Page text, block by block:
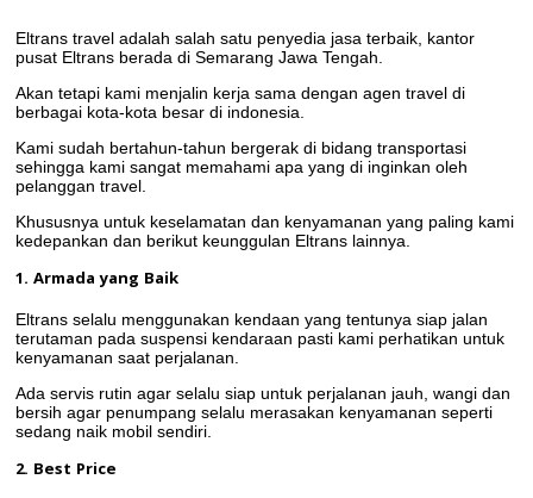
Eltrans travel adalah salah satu penyedia jasa terbaik, kantor
pusat Eltrans berada di Semarang Jawa Tengah.
Akan tetapi kami menjalin kerja sama dengan agen travel di
berbagai kota-kota besar di indonesia.
Kami sudah bertahun-tahun bergerak di bidang transportasi
sehingga kami sangat memahami apa yang di inginkan oleh
pelanggan travel.
Khususnya untuk keselamatan dan kenyamanan yang paling kami
kedepankan dan berikut keunggulan Eltrans lainnya.
1. Armada yang Baik
Eltrans selalu menggunakan kendaan yang tentunya siap jalan
terutaman pada suspensi kendaraan pasti kami perhatikan untuk
kenyamanan saat perjalanan.
Ada servis rutin agar selalu siap untuk perjalanan jauh, wangi dan
bersih agar penumpang selalu merasakan kenyamanan seperti
sedang naik mobil sendiri.
2. Best Price